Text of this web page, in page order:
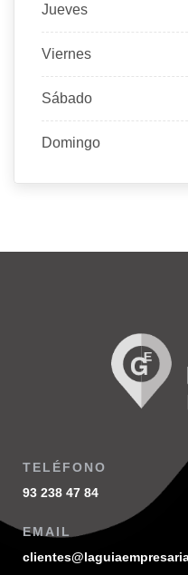
Jueves
Viernes
Sábado
Domingo
TELÉFONO
93 238 47 84
EMAIL